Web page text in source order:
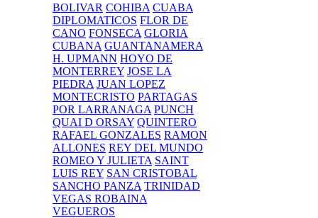
BOLIVAR COHIBA CUABA
DIPLOMATICOS FLOR DE
CANO FONSECA GLORIA
CUBANA GUANTANAMERA
H. UPMANN HOYO DE
MONTERREY JOSE LA
PIEDRA JUAN LOPEZ
MONTECRISTO PARTAGAS
POR LARRANAGA PUNCH
QUAI D ORSAY QUINTERO
RAFAEL GONZALES RAMON
ALLONES REY DEL MUNDO
ROMEO Y JULIETA SAINT
LUIS REY SAN CRISTOBAL
SANCHO PANZA TRINIDAD
VEGAS ROBAINA
VEGUEROS